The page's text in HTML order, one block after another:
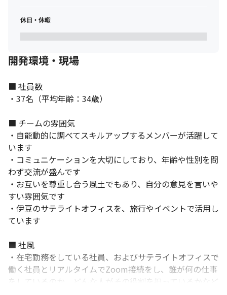
休日・休暇
開発環境・現場
■ 社員数
・37名（平均年齢：34歳）
■ チームの雰囲気
・自能動的に調べてスキルアップするメンバーが活躍して
います
・コミュニケーションを大切にしており、年齢や性別を問
わず交流が盛んです
・お互いを尊重し合う風土でもあり、自分の意見を言いや
すい雰囲気です
・伊豆のサテライトオフィスを、旅行やイベントで活用し
ています
■ 社風
・在宅勤務をしている社員、およびサテライトオフィスで
働く社員とリアルタイムでZoom接続をし、誰が何の仕事
をしているのか、どんな人がその役割を担っているかなど